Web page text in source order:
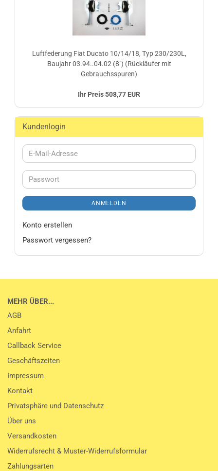
Luftfederung Fiat Ducato 10/14/18, Typ 230/230L,
Baujahr 03.94..04.02 (8") (Rückläufer mit
Gebrauchsspuren)
Ihr Preis 508,77 EUR
Kundenlogin
E-
Mail-
Passwort
ANMELDEN
Konto erstellen
Passwort vergessen?
MEHR ÜBER...
AGB
Anfahrt
Callback Service
Geschäftszeiten
Impressum
Kontakt
Privatsphäre und Datenschutz
Über uns
Versandkosten
Widerrufsrecht & Muster-Widerrufsformular
Zahlungsarten